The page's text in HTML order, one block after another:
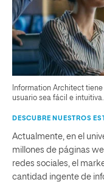
Information Architect
usuario sea fácil e intuitiva.
DESCUBRE NUESTROS
Actualmente, en el
millones de páginas
redes sociales, el
cantidad ingente de